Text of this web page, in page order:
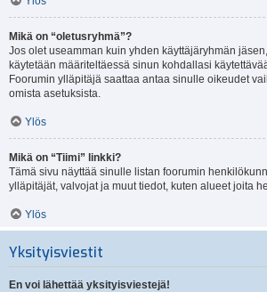
Mikä on “oletusryhmä”?
Jos olet useamman kuin yhden käyttäjäryhmän
käytetään määriteltäessä sinun kohdallasi
Foorumin ylläpitäjä saattaa antaa sinulle oikeudet
omista asetuksista.
Ylös
Mikä on “Tiimi” linkki?
Tämä sivu näyttää sinulle listan foorumin
ylläpitäjät, valvojat ja muut tiedot, kuten alueet joita
Ylös
Yksityisviestit
En voi lähettää yksityisviestejä!